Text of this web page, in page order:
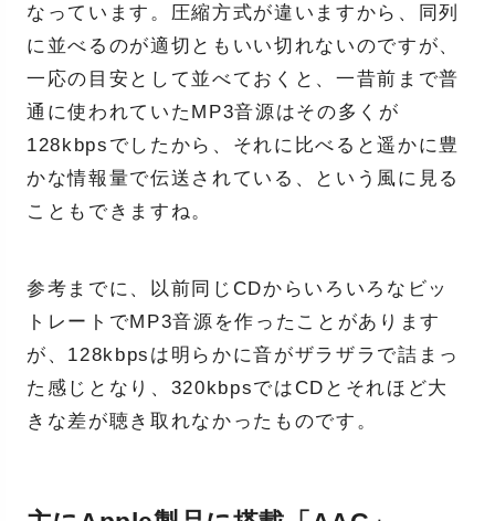
なっています。圧縮方式が違いますから、同列
に並べるのが適切ともいい切れないのですが、
一応の目安として並べておくと、一昔前まで普
通に使われていたMP3音源はその多くが
128kbpsでしたから、それに比べると遥かに豊
かな情報量で伝送されている、という風に見る
こともできますね。
参考までに、以前同じCDからいろいろなビッ
トレートでMP3音源を作ったことがあります
が、128kbpsは明らかに音がザラザラで詰まっ
た感じとなり、320kbpsではCDとそれほど大
きな差が聴き取れなかったものです。